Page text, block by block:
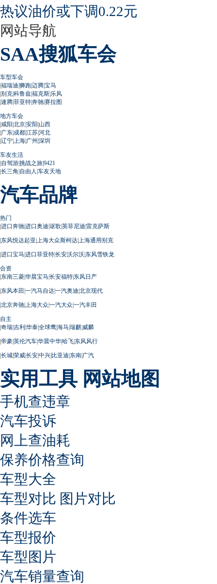
热议油价或下调0.22元
网站导航
SAA搜狐车会
车型车会
|福瑞迪|狮跑|迈腾|宝马
|别克|科鲁兹|福克斯|乐风
|速腾|菲亚特|奔驰|赛拉图
地方车会
|咸阳|北京|安阳|山西
|广东|成都|江苏|河北
|辽宁| 上海|广州 |深圳
车友生活
|自驾游|挑战之旅|9421
|长三角 |自由人 |车友天地
汽车品牌
热门
|进口奔驰|进口奥迪|讴歌|英菲尼迪|雷克萨斯
|东风悦达起亚| 上海大众斯柯达| 上海通用别克
|进口宝马|进口菲亚特|长安沃尔沃|东风雪铁龙
合资
|东南三菱|华晨宝马|长安福特|东风日产
|东风本田 |一汽马自达|一汽奥迪|北京现代
|北京奔驰| 上海大众|一汽大众|一汽丰田
自主
|奇瑞|吉利|华泰|全球鹰|海马|瑞麒|威麟
|帝豪|英伦汽车|华晨中华|哈飞|东风风行
|长城|荣威|长安|中兴|比亚迪|东南|广汽
实用工具 网站地图
手机查违章
汽车投诉
网上查油耗
保养价格查询
车型大全
车型对比 图片对比
条件选车
车型报价
车型图片
汽车销量查询